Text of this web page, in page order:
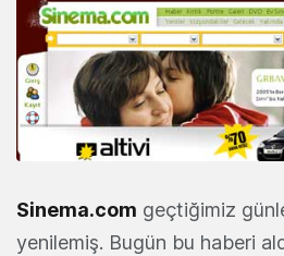
Sinema.com geçtiğimiz
yenilemiş. Bugün bu haberi